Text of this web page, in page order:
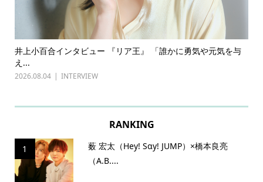
井上小百合インタビュー 『リア王』 「誰かに勇気や元気を与
え...
2026.08.04 INTERVIEW
RANKING
1
薮 宏太（Hey! Sɑy! JUMP）×橋本良亮
（A.B....